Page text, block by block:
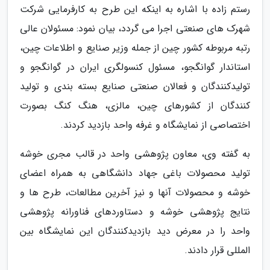
رستم زاده با اشاره به اینکه این طرح به کارفرمایی شرکت
شهرک های صنعتی اجرا می گردد، بیان نمود: مسئولان عالی
رتبه مربوطه کشور چین از جمله وزیر صنایع و اطلاعات چین،
استاندار گوانگجو، مسئول کنسولگری ایران در گوانگجو و
تولیدکنندگان و فعالان صنعتی صنایع بسته بندی و تولید
کنندگان از کشورهای چین، مالزی، هنگ کنگ بصورت
اختصاصی از نمایشگاه و غرفه واحد بازدید کردند.
به گفته وی، معاون پژوهشی واحد در قالب مجری خوشه
تولید محصولات باغی جهاد دانشگاهی به همراه اعضای
خوشه و محصولات آنها و نیز آخرین مطالعات، طرح ها و
نتایج پژوهشی خوشه و دستاوردهای فناورانه پژوهشی
واحد را در معرض دید بازدیدکنندگان این نمایشگاه بین
المللی قرار دادند.